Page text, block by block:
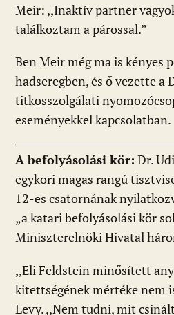
Meir: ,,Inaktív partner
találkoztam a párossal.”
Ben Meir még ma is kényes
hadseregben, és ő vezette a
titkosszolgálati
eseményekkel kapcsolatban.
A befolyásolási kör: Dr.
egykori magas rangú
12-es csatornának
„a katari befolyásolási kör
Miniszterelnöki Hivatal
,,Eli Feldstein minősített
kitettségének mértéke nem
Levy. ,,Nem tudni, mit